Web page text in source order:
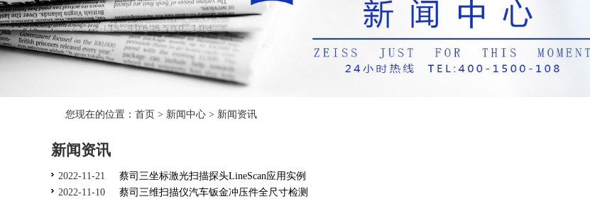
您现在的位置： 首页 > 新闻中心 > 新闻资讯
新闻资讯
2022-11-21
蔡司三坐标激光扫描探头LineScan应用实例
2022-11-10
蔡司三维扫描仪汽车钣金冲压件全尺寸检测